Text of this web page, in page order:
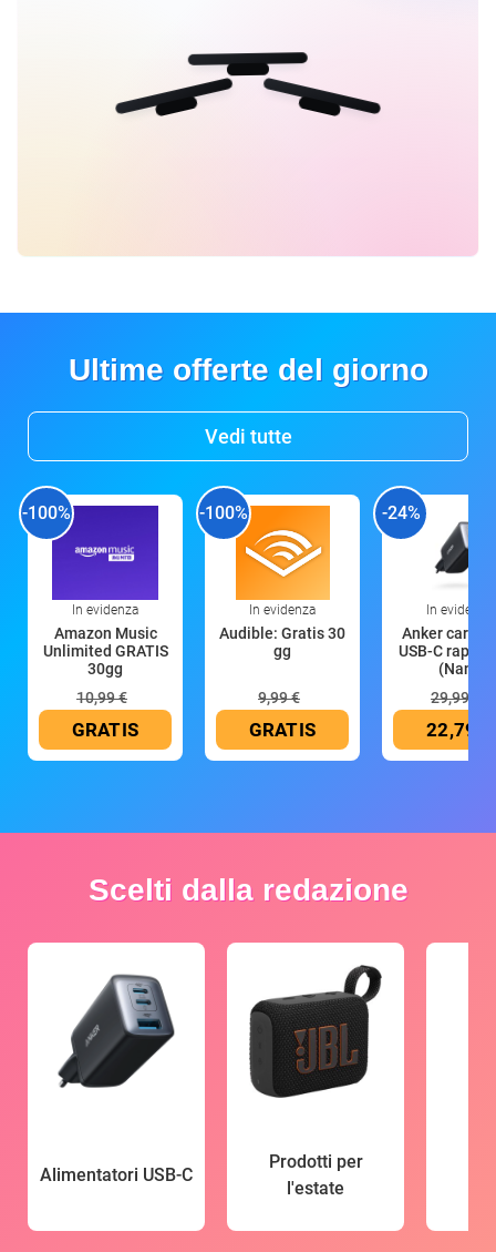
Ultime offerte del giorno
Vedi tutte
-100%
In evidenza
Amazon Music
Unlimited GRATIS
30gg
10,99 €
GRATIS
-100%
In evidenza
Audible: Gratis 30
gg
9,99 €
GRATIS
-24%
In evidenza
Anker
USB-C rapido
(Nano
29,99 €
22,79 €
Scelti dalla redazione
Alimentatori USB-C
Prodotti per
l'estate